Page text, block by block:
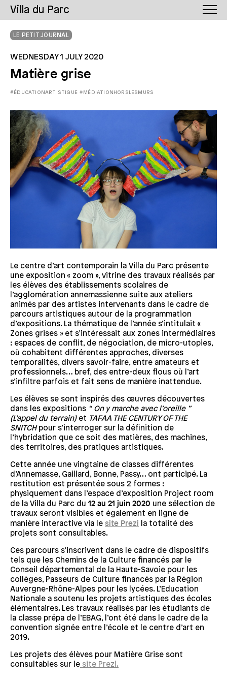
Villa du Parc
LE PETIT JOURNAL
WEDNESDAY 1 JULY 2020
Matière grise
#ÉDUCATIONARTISTIQUE #MÉDIATIONHORSLESMURS
Le centre d’art contemporain la Villa du Parc présente
une exposition « zoom », vitrine des travaux réalisés par
les élèves des établissements scolaires de
l’agglomération annemassienne suite aux ateliers
animés par des artistes intervenants dans le cadre de
parcours artistiques autour de la programmation
d’expositions. La thématique de l’année s’intitulait «
Zones grises » et s’intéressait aux zones intermédiaires
: espaces de conflit, de négociation, de micro-utopies,
où cohabitent différentes approches, diverses
temporalités, divers savoir-faire, entre amateurs et
professionnels… bref, des entre-deux flous où l’art
s’infiltre parfois et fait sens de manière inattendue.
Les élèves se sont inspirés des œuvres découvertes
dans les expositions “ On y marche avec l’oreille ”
(L’appel du terrain)et TAFAA THE CENTURY OF THE
SNITCHpour s’interroger sur la définition de
l’hybridation que ce soit des matières, des machines,
des territoires, des pratiques artistiques.
Cette année une vingtaine de classes différentes
d’Annemasse, Gaillard, Bonne, Passy… ont participé. La
restitution est présentée sous 2 formes :
physiquement dans l’espace d’exposition Project room
de la Villa du Parc du 12 au 21 juin 2020 une sélection de
travaux seront visibles et également en ligne de
manière interactive via le site Prezi
la totalité des
projets sont consultables.
Ces parcours s’inscrivent dans le cadre de dispositifs
tels que les Chemins de la Culture financés par le
Conseil départemental de la Haute-Savoie pour les
collèges, Passeurs de Culture financés par la Région
Auvergne-Rhône-Alpes pour les lycées. L’Education
Nationale a soutenu les projets artistiques des écoles
élémentaires. Les travaux réalisés par les étudiants de
la classe prépa de l’EBAG, l’ont été dans le cadre de la
convention signée entre l’école et le centre d’art en
2019.
Les projets des élèves pour Matière Grise sont
consultables sur le site Prezi.